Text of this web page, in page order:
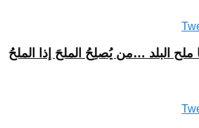
ملح البلد …من يُصلِحُ الملحَ إذا الملحُ